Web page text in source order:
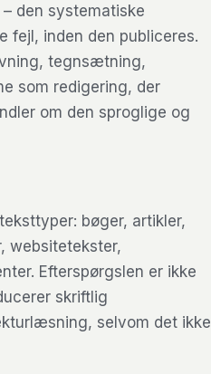
den systematiske
fejl, inden den publiceres.
tegnsætning,
som redigering, der
om den sproglige og
bøger, artikler,
websitetekster,
Efterspørgslen er ikke
skriftlig
selvom det ikke